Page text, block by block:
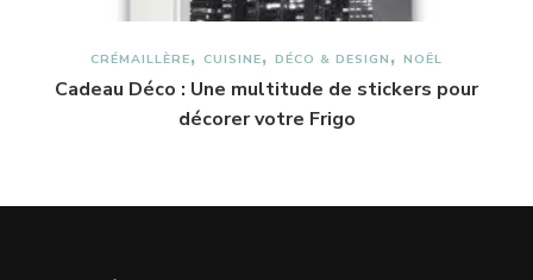
CRÉMAILLÈRE CUISINE DÉCO & DESIGN NOËL
Cadeau Déco : Une multitude de stickers pour
décorer votre Frigo